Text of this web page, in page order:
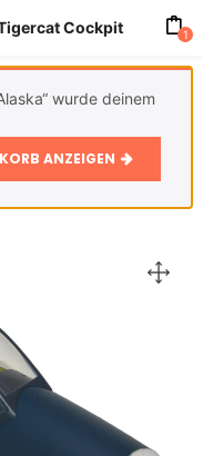
Cockpit 1
wurde deinem
ANZEIGEN